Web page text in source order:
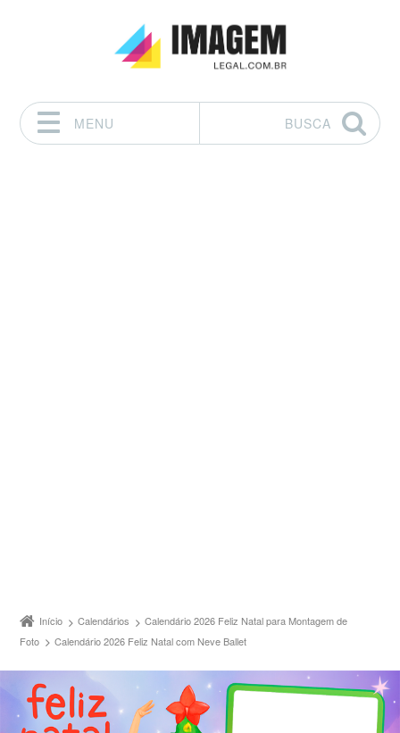
MENU
BUSCA
Início Calendários
Calendário 2026 Feliz Natal para Montagem de
Foto
Calendário 2026 Feliz Natal com Neve Ballet